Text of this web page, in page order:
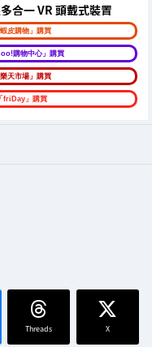
合一 VR 頭戴式裝置
皮購物」購買
購物中心」購買
天市場」購買
friDay」購買
Threads X